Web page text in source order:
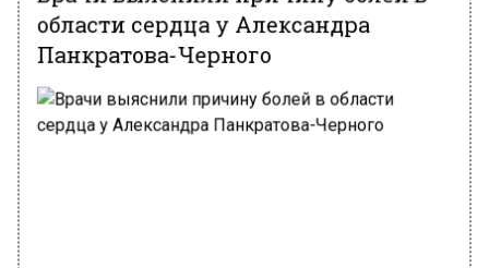
области сердца у Александра
Панкратова-Черного